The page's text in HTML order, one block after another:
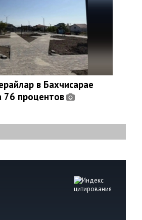
в Бахчисарае
76 процентов